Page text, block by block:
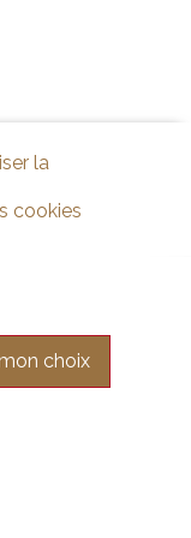
la
cookies
choix